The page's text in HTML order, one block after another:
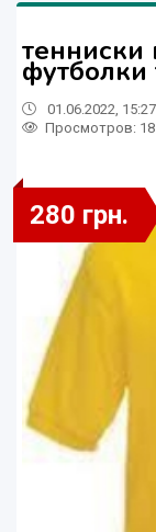
тенниски
01.06.2022, 15:27
Просмотров:
280 грн.